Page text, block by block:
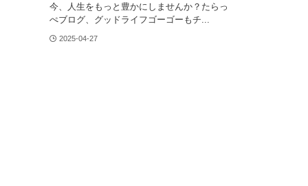
今、人生をもっと豊かにしませんか？たらっ
ぺブログ、グッドライフゴーゴーもチ...
2025-04-27